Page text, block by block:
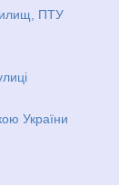
ПТУ
України